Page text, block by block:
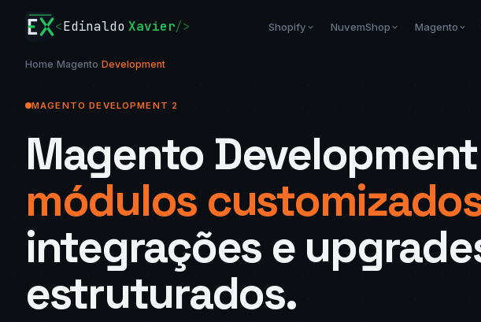
<Edinaldo Xavier/> Shopify NuvemShop Magento
Home Magento Development
MAGENTO DEVELOPMENT 2
Magento
módulos
integrações e
estruturados.